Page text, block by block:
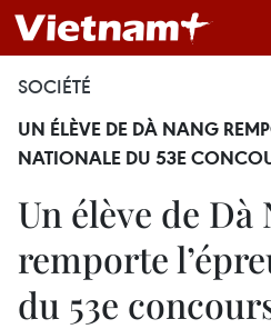
SOCIÉTÉ
UN ÉLÈVE DE DÀ NANG
NATIONALE DU 53E
Un élève de Dà
remporte
du 53e